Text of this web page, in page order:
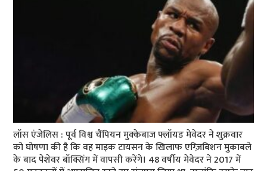
लॉस एंजेलिस : पूर्व विश्व चैंपियन मुक्केबाज फ्लॉयड मेवेदर ने शुक्रवार
को घोषणा की है कि वह माइक टायसन के खिलाफ एग्ज़िबिशन मुकाबले
के बाद पेशेवर बॉक्सिंग में वापसी करेंगे। 48 वर्षीय मेवेदर ने 2017 में